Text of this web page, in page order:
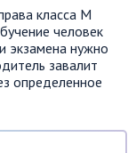
класса M
человек
экзамена нужно
завалит
определенное